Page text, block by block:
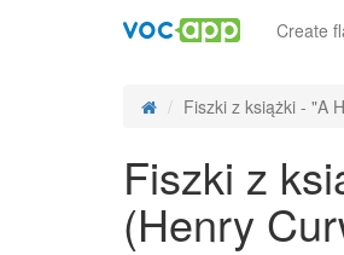
Create
Fiszki z książki - "A
Fiszki z
(Henry